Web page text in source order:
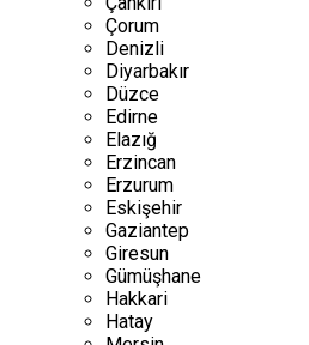
Çorum
Denizli
Diyarbakır
Düzce
Edirne
Elazığ
Erzincan
Erzurum
Eskişehir
Gaziantep
Giresun
Gümüşhane
Hakkari
Hatay